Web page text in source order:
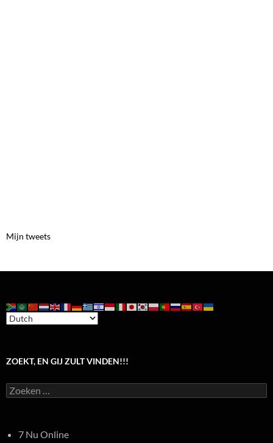
Mijn tweets
ZOEKT, EN GIJ ZULT VINDEN!!!
Zoeken
naar:
7 Nu Online